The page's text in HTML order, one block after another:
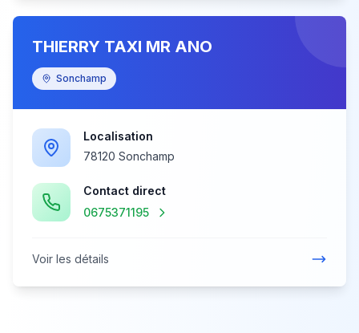
THIERRY TAXI MR ANO
Sonchamp
Localisation
78120 Sonchamp
Contact direct
0675371195
Voir les détails